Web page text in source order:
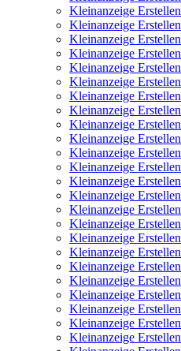
Kleinanzeige Erstellen
Kleinanzeige Erstellen
Kleinanzeige Erstellen
Kleinanzeige Erstellen
Kleinanzeige Erstellen
Kleinanzeige Erstellen
Kleinanzeige Erstellen
Kleinanzeige Erstellen
Kleinanzeige Erstellen
Kleinanzeige Erstellen
Kleinanzeige Erstellen
Kleinanzeige Erstellen
Kleinanzeige Erstellen
Kleinanzeige Erstellen
Kleinanzeige Erstellen
Kleinanzeige Erstellen
Kleinanzeige Erstellen
Kleinanzeige Erstellen
Kleinanzeige Erstellen
Kleinanzeige Erstellen
Kleinanzeige Erstellen
Kleinanzeige Erstellen
Kleinanzeige Erstellen
Kleinanzeige Erstellen